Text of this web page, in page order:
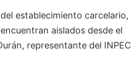
establecimiento carcelario,
aislados desde el
representante del INPEC